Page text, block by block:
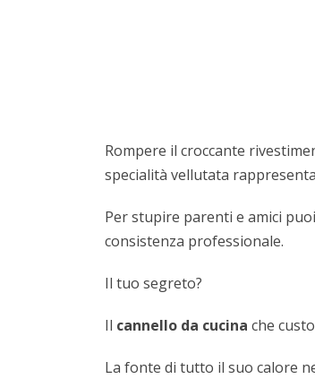
Rompere il croccante
specialità vellutata
Per stupire parenti e amici
consistenza professionale.
Il tuo segreto?
Il cannello da cucina che
La fonte di tutto il suo calore